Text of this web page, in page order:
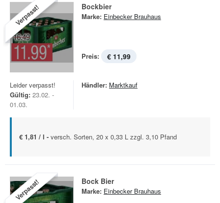
Verpasst! Bockbier
Marke: Einbecker Brauhaus
Preis: € 11,99
Leider verpasst!
Gültig: 23.02. -
01.03.
Händler: Marktkauf
€ 1,81 / l - versch. Sorten, 20 x 0,33 L zzgl. 3,10 Pfand
Verpasst! Bock Bier
Marke: Einbecker Brauhaus